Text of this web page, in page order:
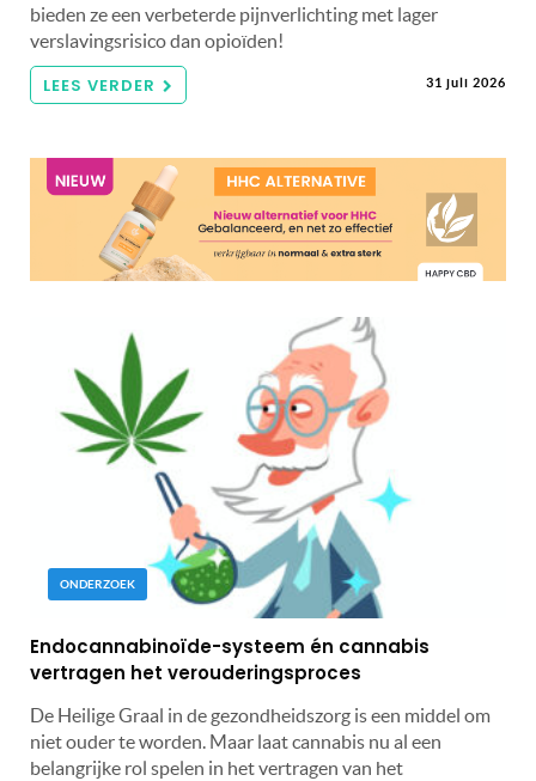
bieden ze een verbeterde pijnverlichting met lager
verslavingsrisico dan opioïden!
LEES VERDER 31 juli 2026
ONDERZOEK
Endocannabinoïde-systeem én cannabis
vertragen het verouderingsproces
De Heilige Graal in de gezondheidszorg is een middel om
niet ouder te worden. Maar laat cannabis nu al een
belangrijke rol spelen in het vertragen van het